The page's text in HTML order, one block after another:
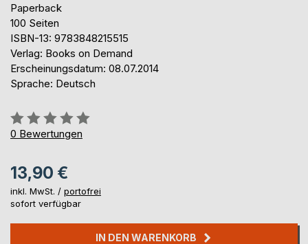
Paperback
100 Seiten
ISBN-13: 9783848215515
Verlag: Books on Demand
Erscheinungsdatum: 08.07.2014
Sprache: Deutsch
Bewertung::
0%
0 Bewertungen
13,90 €
inkl. MwSt. / portofrei
sofort verfügbar
IN DEN WARENKORB